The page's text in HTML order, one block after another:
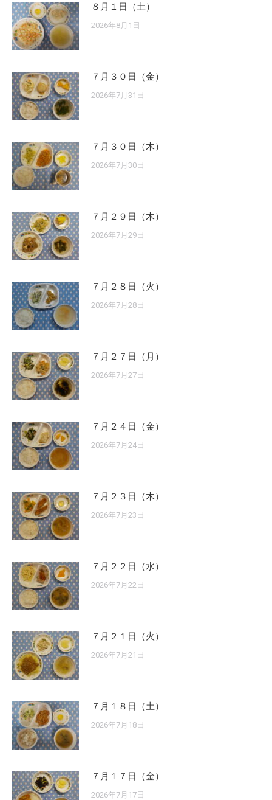
８月１日（土）
2026年8月1日
７月３０日（金）
2026年7月31日
７月３０日（木）
2026年7月30日
７月２９日（木）
2026年7月29日
７月２８日（火）
2026年7月28日
７月２７日（月）
2026年7月27日
７月２４日（金）
2026年7月24日
７月２３日（木）
2026年7月23日
７月２２日（水）
2026年7月22日
７月２１日（火）
2026年7月21日
７月１８日（土）
2026年7月18日
７月１７日（金）
2026年7月17日